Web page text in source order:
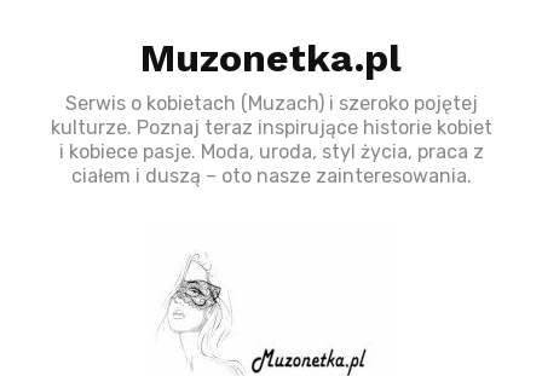
Muzonetka.pl
Serwis o kobietach (Muzach) i szeroko pojętej
kulturze. Poznaj teraz inspirujące historie kobiet
i kobiece pasje. Moda, uroda, styl życia, praca z
ciałem i duszą – oto nasze zainteresowania.